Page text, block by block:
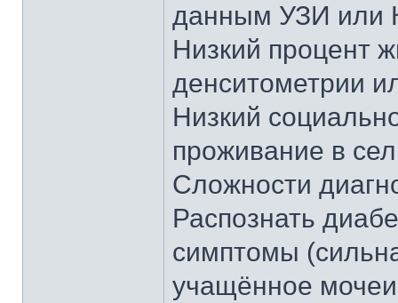
данным УЗИ или
Низкий процент
денситометрии
Низкий
проживание в
Сложности
Распознать
симптомы
учащённое